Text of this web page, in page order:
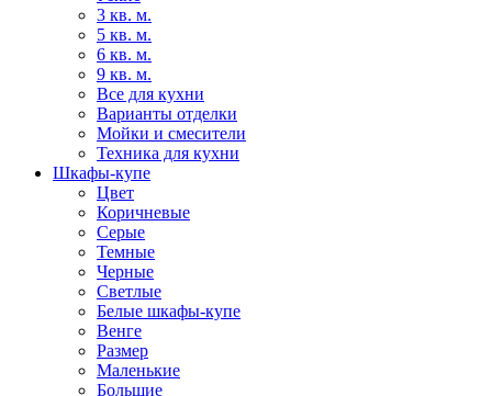
3 кв. м.
5 кв. м.
6 кв. м.
9 кв. м.
Все для кухни
Варианты отделки
Мойки и смесители
Техника для кухни
Шкафы-купе
Цвет
Коричневые
Серые
Темные
Черные
Светлые
Белые шкафы-купе
Венге
Размер
Маленькие
Большие